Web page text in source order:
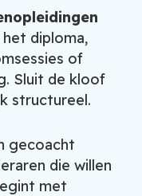
diploma,
of
Sluit de kloof
structureel.
gecoacht
die willen
met